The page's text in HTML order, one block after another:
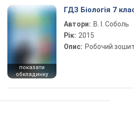
показати
обкладинку
ГДЗ Біологія 7
Автори: В. І. Соболь
Рік: 2015
Опис: Робочий зошит